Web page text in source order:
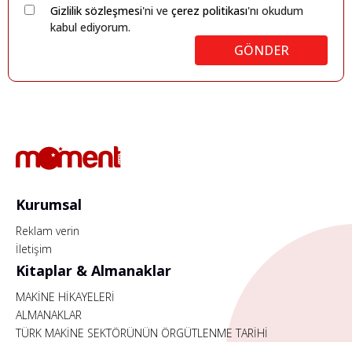
Gizlilik sözleşmesi'ni ve çerez politikası'nı okudum
kabul ediyorum.
GÖNDER
Kurumsal
Reklam verin
İletişim
Kitaplar & Almanaklar
MAKİNE HİKAYELERİ
ALMANAKLAR
TÜRK MAKİNE SEKTÖRÜNÜN ÖRGÜTLENME TARİHİ